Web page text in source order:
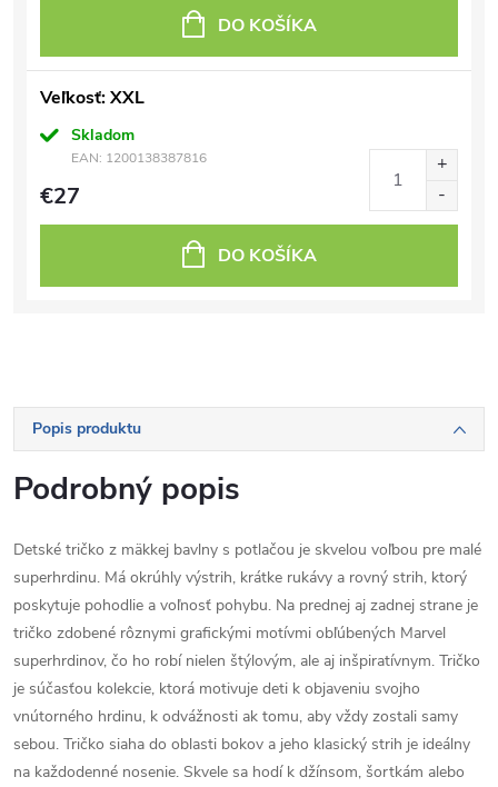
DO KOŠÍKA
Veľkosť: XXL
Skladom
EAN: 1200138387816
€27
DO KOŠÍKA
Popis produktu
Podrobný popis
Detské tričko z mäkkej bavlny s potlačou je skvelou voľbou pre malé
superhrdinu. Má okrúhly výstrih, krátke rukávy a rovný strih, ktorý
poskytuje pohodlie a voľnosť pohybu. Na prednej aj zadnej strane je
tričko zdobené rôznymi grafickými motívmi obľúbených Marvel
superhrdinov, čo ho robí nielen štýlovým, ale aj inšpiratívnym. Tričko
je súčasťou kolekcie, ktorá motivuje deti k objaveniu svojho
vnútorného hrdinu, k odvážnosti ak tomu, aby vždy zostali samy
sebou. Tričko siaha do oblasti bokov a jeho klasický strih je ideálny
na každodenné nosenie. Skvele sa hodí k džínsom, šortkám alebo